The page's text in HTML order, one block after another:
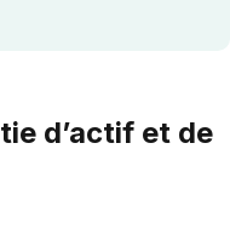
d’actif et de